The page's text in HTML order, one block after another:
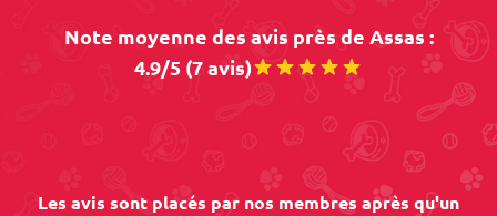
Note moyenne des avis près de Assas :
4.9/5 (7 avis)
Les avis sont placés par nos membres après qu'un